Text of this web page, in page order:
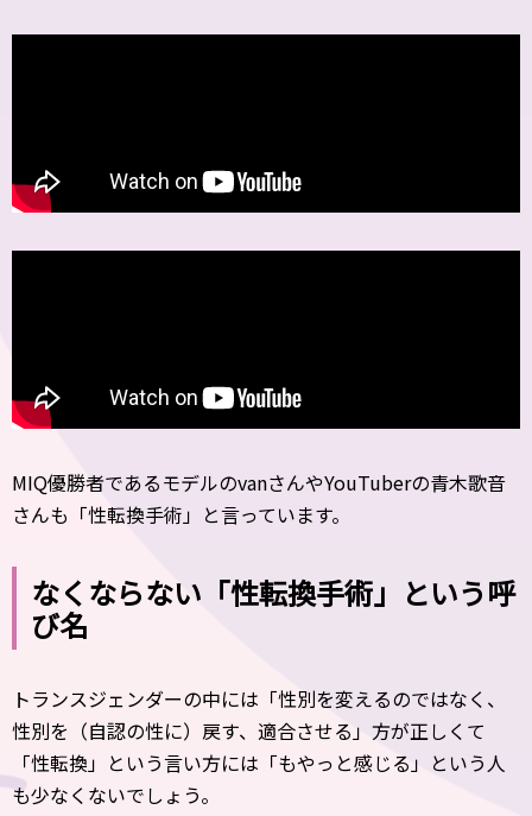
MIQ優勝者であるモデルのvanさんやYouTuberの青木歌音
さんも「性転換手術」と言っています。
なくならない「性転換手術」という呼
び名
トランスジェンダーの中には「性別を変えるのではなく、
性別を（自認の性に）戻す、適合させる」方が正しくて
「性転換」という言い方には「もやっと感じる」という人
も少なくないでしょう。